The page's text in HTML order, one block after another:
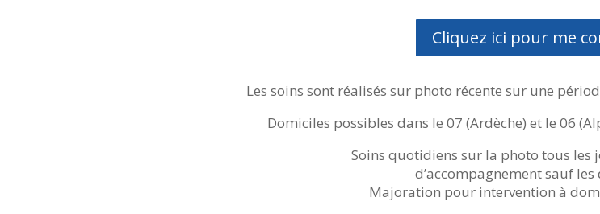
Cliquez ici pour me
Les soins sont réalisés sur photo récente sur une
Domiciles possibles dans le 07 (Ardèche) et le 06
Soins quotidiens sur la photo tous les
d’accompagnement sauf les
Majoration pour intervention à